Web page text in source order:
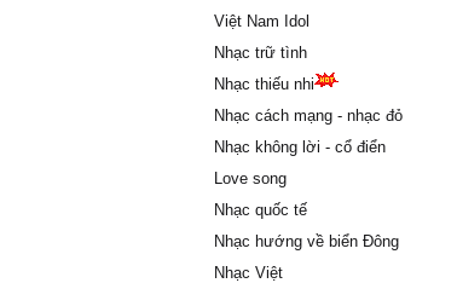
Việt Nam Idol
Nhạc trữ tình
Nhạc thiếu nhi
Nhạc cách mạng - nhạc đỏ
Nhạc không lời - cổ điển
Love song
Nhạc quốc tế
Nhạc hướng về biển Đông
Nhạc Việt